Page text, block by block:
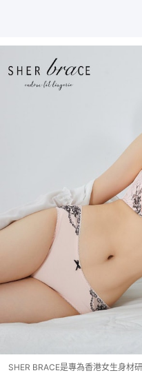
SHER BRACE是專為香港女生身材